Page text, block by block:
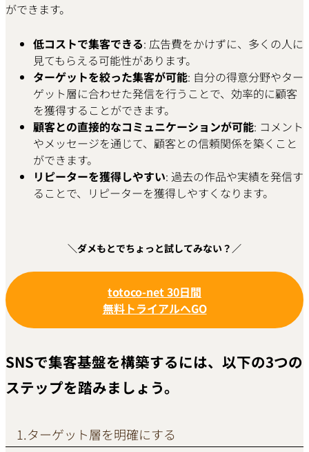
ができます。
低コストで集客できる: 広告費をかけずに、多くの人に
見てもらえる可能性があります。
ターゲットを絞った集客が可能: 自分の得意分野やター
ゲット層に合わせた発信を行うことで、効率的に顧客
を獲得することができます。
顧客との直接的なコミュニケーションが可能: コメント
やメッセージを通じて、顧客との信頼関係を築くこと
ができます。
リピーターを獲得しやすい: 過去の作品や実績を発信す
ることで、リピーターを獲得しやすくなります。
＼ダメもとでちょっと試してみない？／
totoco-net 30日間
無料トライアルへGO
SNSで集客基盤を構築するには、以下の3つの
ステップを踏みましょう。
1.ターゲット層を明確にする